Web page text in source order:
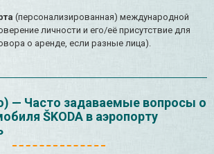
(персонализированная) международной
личности и его/её присутствие для
о аренде, если разные лица).
— Часто задаваемые вопросы о
ŠKODA в аэропорту